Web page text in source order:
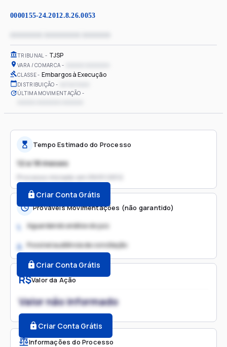
0000155-24.2012.8.26.0053
TRIBUNAL TJSP
VARA / COMARCA
CLASSE Embargos à Execução
DISTRIBUIÇÃO
ÚLTIMA MOVIMENTAÇÃO
R$Valor da Ação
Valor não informado
Criar Conta Grátis
Informações do Processo
Tempo Estimado do Processo
12 a 18 meses
Processo iniciado em
Criar Conta Grátis
Prováveis Movimentações (não garantido)
1. Aguardando análise do juiz
2. Possível audiência de conciliação
Criar Conta Grátis